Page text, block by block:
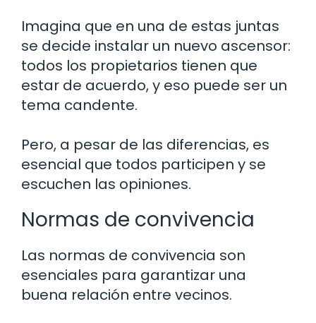
Imagina que en una de estas juntas
se decide instalar un nuevo ascensor:
todos los propietarios tienen que
estar de acuerdo, y eso puede ser un
tema candente.
Pero, a pesar de las diferencias, es
esencial que todos participen y se
escuchen las opiniones.
Normas de convivencia
Las normas de convivencia son
esenciales para garantizar una
buena relación entre vecinos.